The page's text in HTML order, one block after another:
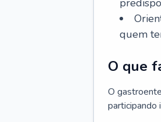
quem
O que
O
participando